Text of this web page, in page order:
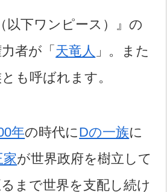
以下ワンピース）』の
者が「 天竜人 」。また
も呼ばれます。
年の時代に Dの一族に
家が世界政府を樹立して
まで世界を支配し続け